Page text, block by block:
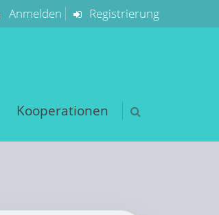
Anmelden Registrierung
Kooperationen